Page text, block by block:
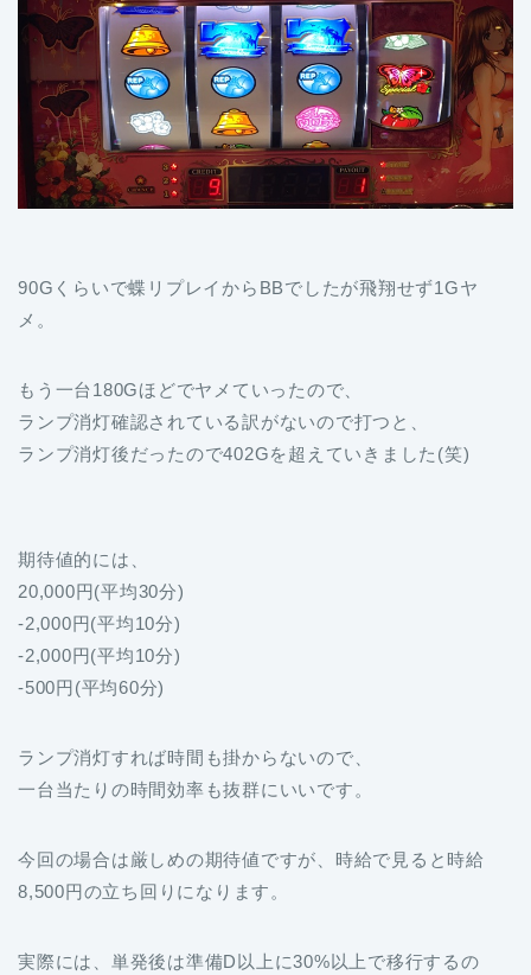
90Gくらいで蝶リプレイからBBでしたが飛翔せず1Gヤ
メ。
もう一台180Gほどでヤメていったので、
ランプ消灯確認されている訳がないので打つと、
ランプ消灯後だったので402Gを超えていきました(笑)
期待値的には、
20,000円(平均30分)
-2,000円(平均10分)
-2,000円(平均10分)
-500円(平均60分)
ランプ消灯すれば時間も掛からないので、
一台当たりの時間効率も抜群にいいです。
今回の場合は厳しめの期待値ですが、時給で見ると時給
8,500円の立ち回りになります。
実際には、単発後は準備D以上に30%以上で移行するの